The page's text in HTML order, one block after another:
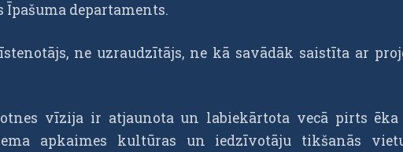
departaments.
ne uzraudzītājs, ne kā savādāk saistīta ar
vīzija ir atjaunota un labiekārtota vecā pirts ēka
apkaimes kultūras un iedzīvotāju tikšanās